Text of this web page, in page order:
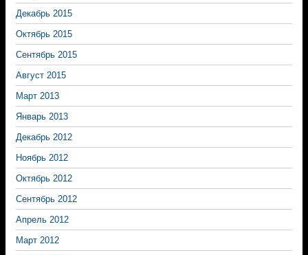
Декабрь 2015
Октябрь 2015
Сентябрь 2015
Август 2015
Март 2013
Январь 2013
Декабрь 2012
Ноябрь 2012
Октябрь 2012
Сентябрь 2012
Апрель 2012
Март 2012